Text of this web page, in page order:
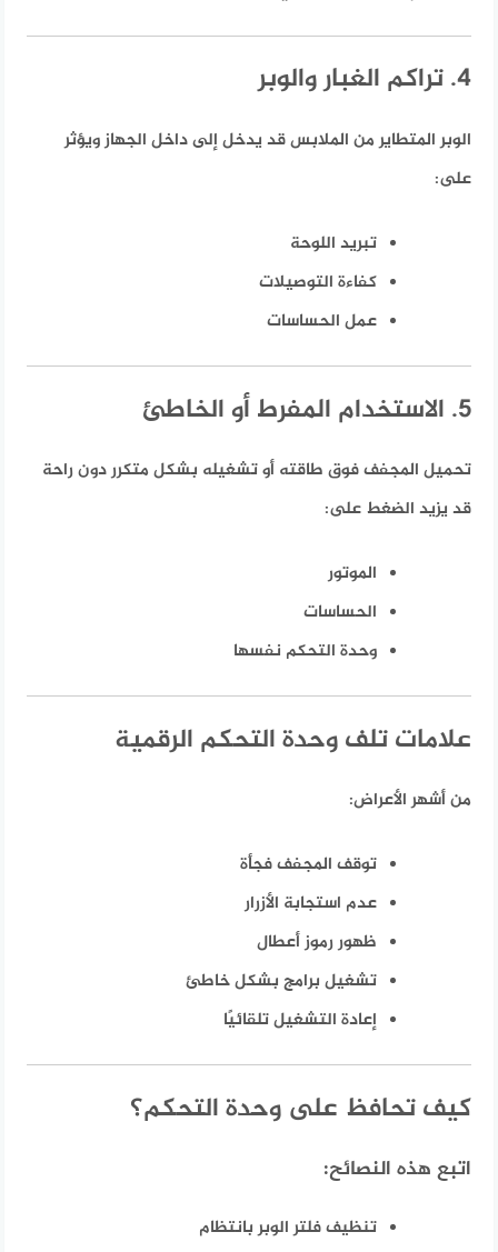
4. تراكم الغبار والوبر
الوبر المتطاير من الملابس قد يدخل إلى داخل الجهاز ويؤثر
على:
تبريد اللوحة
كفاءة التوصيلات
عمل الحساسات
5. الاستخدام المفرط أو الخاطئ
تحميل المجفف فوق طاقته أو تشغيله بشكل متكرر دون راحة
قد يزيد الضغط على:
الموتور
الحساسات
وحدة التحكم نفسها
علامات تلف وحدة التحكم الرقمية
من أشهر الأعراض:
توقف المجفف فجأة
عدم استجابة الأزرار
ظهور رموز أعطال
تشغيل برامج بشكل خاطئ
إعادة التشغيل تلقائيًا
كيف تحافظ على وحدة التحكم؟
اتبع هذه النصائح:
تنظيف فلتر الوبر بانتظام